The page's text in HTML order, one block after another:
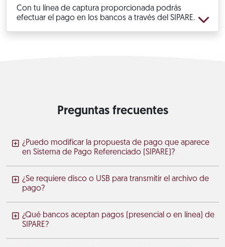
Con tu línea de captura proporcionada podrás
efectuar el pago en los bancos a través del SIPARE.
Preguntas frecuentes
¿Puedo modificar la propuesta de pago que aparece
en Sistema de Pago Referenciado (SIPARE)?
¿Se requiere disco o USB para transmitir el archivo de
pago?
¿Qué bancos aceptan pagos (presencial o en línea) de
SIPARE?